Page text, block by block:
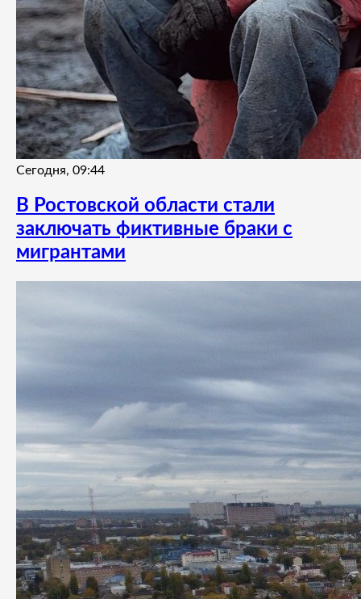
Сегодня, 09:44
В Ростовской области стали
заключать фиктивные браки с
мигрантами